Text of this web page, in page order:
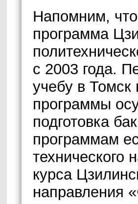
Напомним,
программа
с 2003 года.
учебу в Томск
программы
подготовка
программам
технического
курса
направления